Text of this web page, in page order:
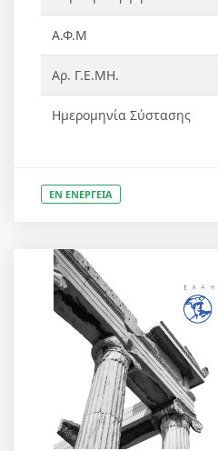
Α.Φ.Μ
Αρ. Γ.Ε.ΜΗ.
Ημερομηνία Σύστασης
ΕΝ ΕΝΕΡΓΕΙΑ